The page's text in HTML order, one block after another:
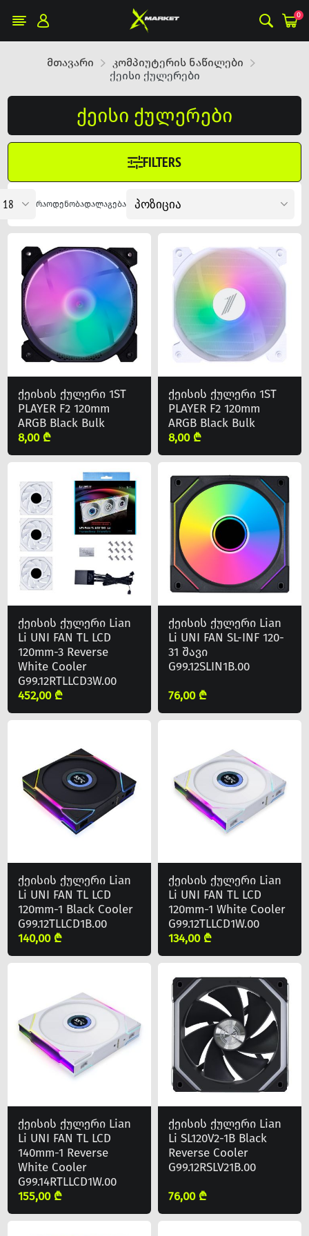
0
მთავარი
კომპიუტერის ნაწილები
ქეისი ქულერები
ქეისი ქულერები
FILTERS
დალაგება
რაოდენობა
ქეისის ქულერი 1ST
PLAYER F2 120mm
ARGB Black Bulk
8,00 ₾
ქეისის ქულერი 1ST
PLAYER F2 120mm
ARGB Black Bulk
8,00 ₾
ქეისის ქულერი Lian
Li UNI FAN TL LCD
120mm-3 Reverse
White Cooler
G99.12RTLLCD3W.00
452,00 ₾
ქეისის ქულერი Lian
Li UNI FAN SL-INF 120-
31 შავი
G99.12SLIN1B.00
76,00 ₾
ქეისის ქულერი Lian
Li UNI FAN TL LCD
120mm-1 Black Cooler
G99.12TLLCD1B.00
140,00 ₾
ქეისის ქულერი Lian
Li UNI FAN TL LCD
120mm-1 White Cooler
G99.12TLLCD1W.00
134,00 ₾
ქეისის ქულერი Lian
Li UNI FAN TL LCD
140mm-1 Reverse
White Cooler
G99.14RTLLCD1W.00
155,00 ₾
ქეისის ქულერი Lian
Li SL120V2-1B Black
Reverse Cooler
G99.12RSLV21B.00
76,00 ₾